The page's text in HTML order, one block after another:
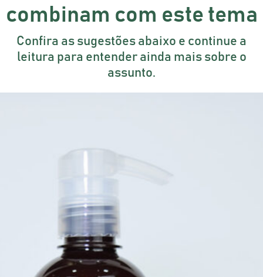
combinam com este tema
Confira as sugestões abaixo e continue a
leitura para entender ainda mais sobre o
assunto.